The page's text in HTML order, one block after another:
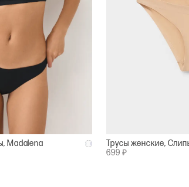
Madalena
Трусы женские,
699 ₽